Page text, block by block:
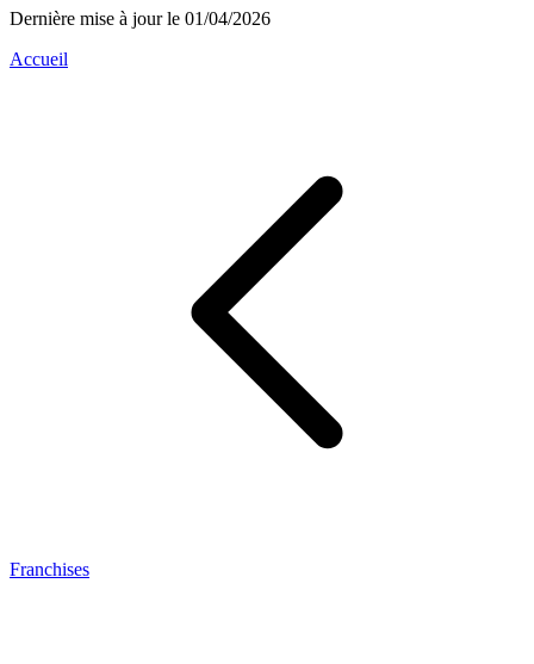
Dernière mise à jour le 01/04/2026
Accueil
Franchises